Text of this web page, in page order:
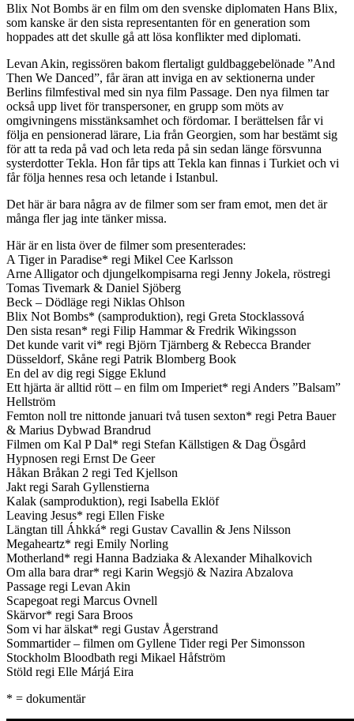
Blix Not Bombs är en film om den svenske diplomaten Hans Blix,
som kanske är den sista representanten för en generation som
hoppades att det skulle gå att lösa konflikter med diplomati.
Levan Akin, regissören bakom flertaligt guldbaggebelönade ”And
Then We Danced”, får äran att inviga en av sektionerna under
Berlins filmfestival med sin nya film Passage. Den nya filmen tar
också upp livet för transpersoner, en grupp som möts av
omgivningens misstänksamhet och fördomar. I berättelsen får vi
följa en pensionerad lärare, Lia från Georgien, som har bestämt sig
för att ta reda på vad och leta reda på sin sedan länge försvunna
systerdotter Tekla. Hon får tips att Tekla kan finnas i Turkiet och vi
får följa hennes resa och letande i Istanbul.
Det här är bara några av de filmer som ser fram emot, men det är
många fler jag inte tänker missa.
Här är en lista över de filmer som presenterades:
A Tiger in Paradise* regi Mikel Cee Karlsson
Arne Alligator och djungelkompisarna regi Jenny Jokela, röstregi
Tomas Tivemark & Daniel Sjöberg
Beck – Dödläge regi Niklas Ohlson
Blix Not Bombs* (samproduktion), regi Greta Stocklassová
Den sista resan* regi Filip Hammar & Fredrik Wikingsson
Det kunde varit vi* regi Björn Tjärnberg & Rebecca Brander
Düsseldorf, Skåne regi Patrik Blomberg Book
En del av dig regi Sigge Eklund
Ett hjärta är alltid rött – en film om Imperiet* regi Anders ”Balsam”
Hellström
Femton noll tre nittonde januari två tusen sexton* regi Petra Bauer
& Marius Dybwad Brandrud
Filmen om Kal P Dal* regi Stefan Källstigen & Dag Ösgård
Hypnosen regi Ernst De Geer
Håkan Bråkan 2 regi Ted Kjellson
Jakt regi Sarah Gyllenstierna
Kalak (samproduktion), regi Isabella Eklöf
Leaving Jesus* regi Ellen Fiske
Längtan till Áhkká* regi Gustav Cavallin & Jens Nilsson
Megaheartz* regi Emily Norling
Motherland* regi Hanna Badziaka & Alexander Mihalkovich
Om alla bara drar* regi Karin Wegsjö & Nazira Abzalova
Passage regi Levan Akin
Scapegoat regi Marcus Ovnell
Skärvor* regi Sara Broos
Som vi har älskat* regi Gustav Ågerstrand
Sommartider – filmen om Gyllene Tider regi Per Simonsson
Stockholm Bloodbath regi Mikael Håfström
Stöld regi Elle Márjá Eira
* = dokumentär